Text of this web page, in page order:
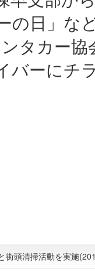
の日」な
タカー
バーにチ
頭清掃活動を実施